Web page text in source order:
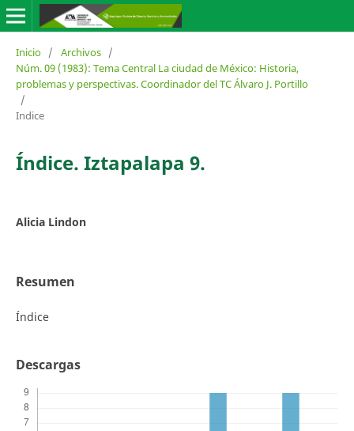
Inicio / Archivos /
Núm. 09 (1983): Tema Central La ciudad de México: Historia,
problemas y perspectivas. Coordinador del TC Álvaro J. Portillo
/
Indice
Índice. Iztapalapa 9.
Alicia Lindon
Resumen
Índice
Descargas